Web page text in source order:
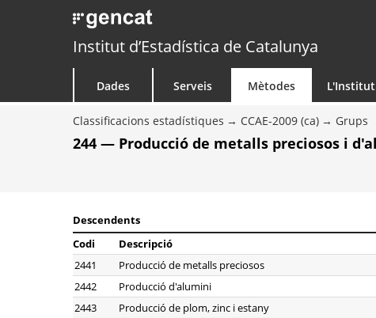
Institut d’Estadística de Catalunya
Dades Serveis Mètodes L'Institut
Classificacions estadístiques CCAE-2009 (ca) Grups
244 — Producció de metalls preciosos i
Descendents
Codi
Descripció
2441
Producció de metalls preciosos
2442
Producció d'alumini
2443
Producció de plom, zinc i estany